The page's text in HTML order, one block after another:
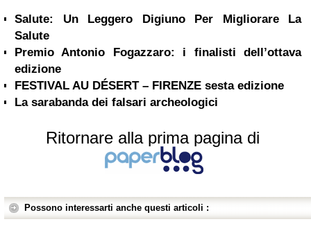
Salute: Un Leggero Digiuno Per Migliorare La
Salute
Premio Antonio Fogazzaro: i finalisti dell’ottava
edizione
FESTIVAL AU DÉSERT – FIRENZE sesta edizione
La sarabanda dei falsari archeologici
Ritornare alla prima pagina di
Possono interessarti anche questi articoli :